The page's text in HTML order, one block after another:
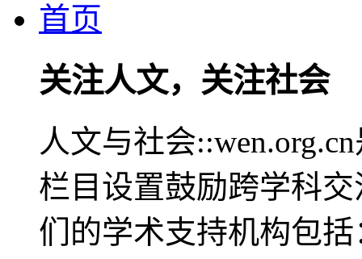
首页
关注人文，关注社会
人文与社会
栏目设置鼓励跨学科
们的学术支持机构包